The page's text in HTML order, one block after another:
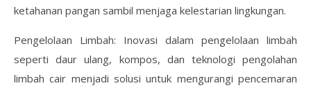
ketahanan pangan sambil menjaga kelestarian lingkungan.
Pengelolaan Limbah: Inovasi dalam pengelolaan limbah
seperti daur ulang, kompos, dan teknologi pengolahan
limbah cair menjadi solusi untuk mengurangi pencemaran